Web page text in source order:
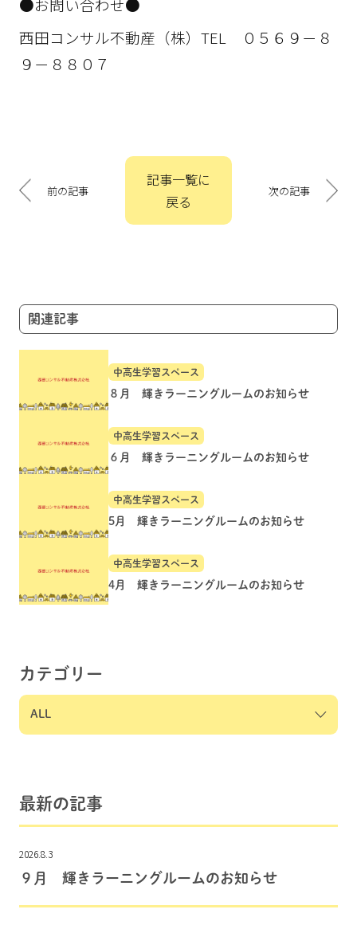
●お問い合わせ●
西田コンサル不動産（株）TEL ０５６９－８
９－８８０７
稿
ナ
ョ
ン
前の記事
記事一覧に
戻る
次の記事
関連記事
中高生学習スペース
８月 輝きラーニングルームのお知らせ
中高生学習スペース
６月 輝きラーニングルームのお知らせ
中高生学習スペース
5月 輝きラーニングルームのお知らせ
中高生学習スペース
4月 輝きラーニングルームのお知らせ
カテゴリー
最新の記事
2026.8.3
９月 輝きラーニングルームのお知らせ